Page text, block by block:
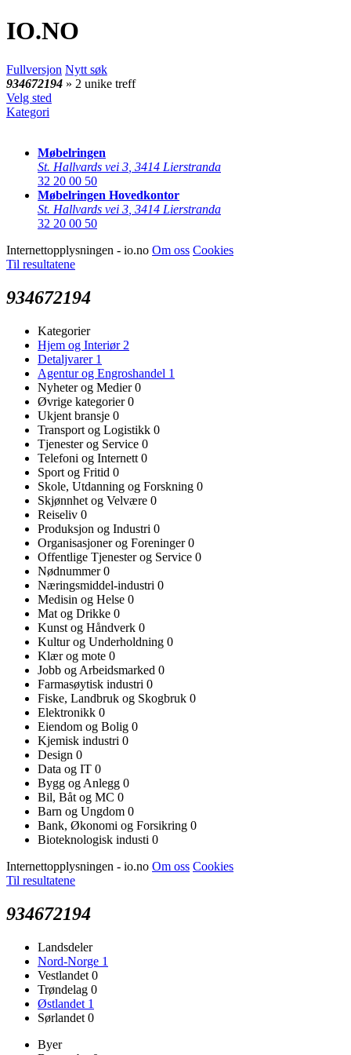
IO.NO
Fullversjon Nytt søk
934672194 » 2 unike treff
Velg sted
Kategori
Møbelringen
St. Hallvards vei 3 3414 Lierstranda
32 20 00 50
Møbelringen Hovedkontor
St. Hallvards vei 3 3414 Lierstranda
32 20 00 50
Internettopplysningen - io.no Om oss Cookies
Til resultatene
934672194
Kategorier
Hjem og Interiør 2
Detaljvarer 1
Agentur og Engroshandel 1
Nyheter og Medier0
Øvrige kategorier0
Ukjent bransje 0
Transport og Logistikk 0
Tjenester og Service 0
Telefoni og Internett 0
Sport og Fritid 0
Skole, Utdanning og Forskning 0
Skjønnhet og Velvære 0
Reiseliv 0
Produksjon og Industri 0
Organisasjoner og Foreninger0
Offentlige Tjenester og Service 0
Nødnummer0
Næringsmiddel-industri 0
Medisin og Helse 0
Mat og Drikke 0
Kunst og Håndverk 0
Kultur og Underholdning 0
Klær og mote 0
Jobb og Arbeidsmarked 0
Farmasøytisk industri 0
Fiske, Landbruk og Skogbruk 0
Elektronikk 0
Eiendom og Bolig 0
Kjemisk industri 0
Design 0
Data og IT 0
Bygg og Anlegg 0
Bil, Båt og MC 0
Barn og Ungdom 0
Bank, Økonomi og Forsikring 0
Bioteknologisk industi 0
Internettopplysningen - io.no Om oss Cookies
Til resultatene
934672194
Landsdeler
Nord-Norge 1
Vestlandet 0
Trøndelag 0
Østlandet 1
Sørlandet 0
Byer